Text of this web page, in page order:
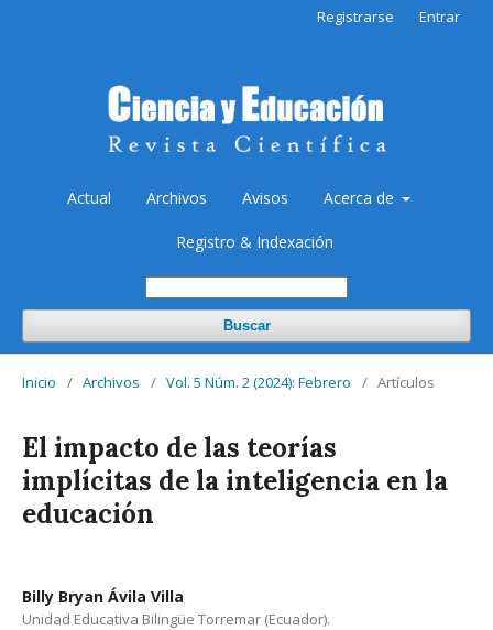
Actual Archivos Avisos Acerca de
Registro & Indexación
Buscar
Registrarse Entrar
Inicio / Archivos / Vol. 5 Núm. 2 (2024): Febrero / Artículos
El impacto de las teorías
implícitas de la inteligencia en la
educación
Billy Bryan Ávila Villa
Unidad Educativa Bilingüe Torremar (Ecuador).